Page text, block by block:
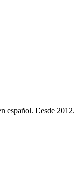
español. Desde 2012.